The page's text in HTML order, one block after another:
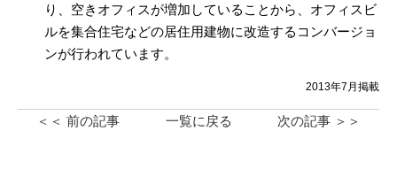
り、空きオフィスが増加していることから、オフィスビ
ルを集合住宅などの居住用建物に改造するコンバージョ
ンが行われています。
2013年7月掲載
＜＜ 前の記事 一覧に戻る 次の記事 ＞＞